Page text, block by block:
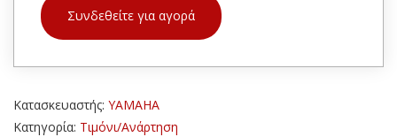
Συνδεθείτε για αγορά
Κατασκευαστής: YAMAHA
Κατηγορία: Τιμόνι/Ανάρτηση